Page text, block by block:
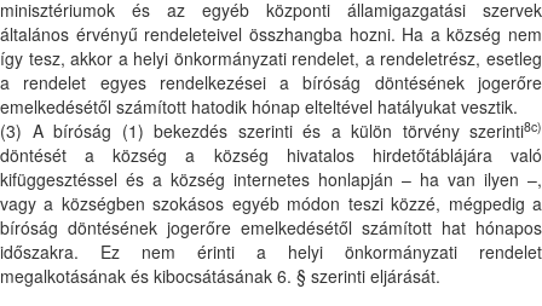
minisztériumok és az egyéb központi államigazgatási szervek
általános érvényű rendeleteivel összhangba hozni. Ha a község nem
így tesz, akkor a helyi önkormányzati rendelet, a rendeletrész, esetleg
a rendelet egyes rendelkezései a bíróság döntésének jogerőre
emelkedésétől számított hatodik hónap elteltével hatályukat vesztik.
(3) A bíróság (1) bekezdés szerinti és a külön törvény szerinti8c)
döntését a község a község hivatalos hirdetőtáblájára való
kifüggesztéssel és a község internetes honlapján – ha van ilyen –,
vagy a községben szokásos egyéb módon teszi közzé, mégpedig a
bíróság döntésének jogerőre emelkedésétől számított hat hónapos
időszakra. Ez nem érinti a helyi önkormányzati rendelet
megalkotásának és kibocsátásának 6. § szerinti eljárását.